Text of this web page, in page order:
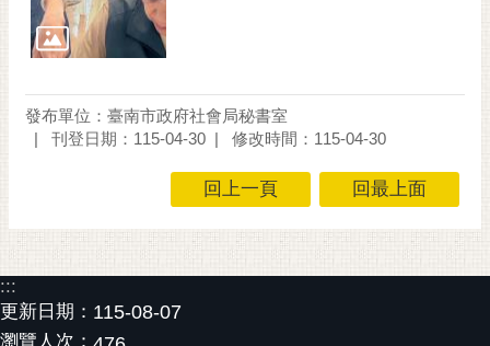
發布單位：臺南市政府社會局秘書室
刊登日期：115-04-30
修改時間：115-04-30
回上一頁 回最上面
:::
更新日期： 115-08-07
瀏覽人次：